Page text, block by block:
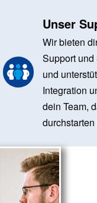
Unser
Wir bieten
Support
und
Integration
dein Team,